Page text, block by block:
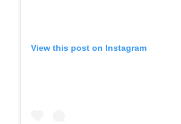
View this post on Instagram